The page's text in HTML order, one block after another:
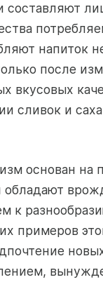
составляют
напиток
после
вкусовых
сливок и
основан на
обладают
к
примеров